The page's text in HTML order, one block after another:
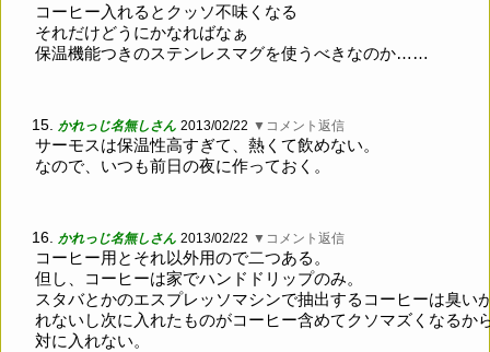
コーヒー入れるとクッソ不味くなる
それだけどうにかなればなぁ
保温機能つきのステンレスマグを使うべきなのか……
15. かれっじ名無しさん 2013/02/22 ▼コメント返信
サーモスは保温性高すぎて、熱くて飲めない。
なので、いつも前日の夜に作っておく。
16. かれっじ名無しさん 2013/02/22 ▼コメント返信
コーヒー用とそれ以外用ので二つある。
但し、コーヒーは家でハンドドリップのみ。
スタバとかのエスプレッソマシンで抽出するコーヒーは臭い
れないし次に入れたものがコーヒー含めてクソマズくなるか
対に入れない。